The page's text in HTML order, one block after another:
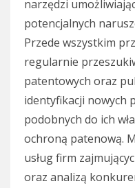
narzędzi
potencjalnych
Przede wszystkim
regularnie
patentowych oraz
identyfikacji nowych
podobnych do ich
ochroną patenową.
usług firm
oraz analizą